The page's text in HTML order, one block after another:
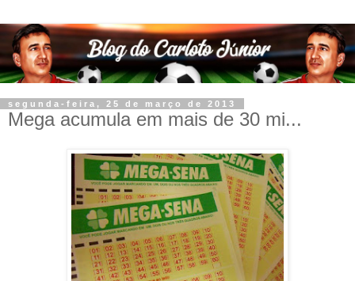
segunda-feira, 25 de março de 2013
Mega acumula em mais de 30 mi...